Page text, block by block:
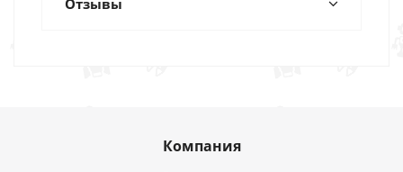
Отзывы
Компания